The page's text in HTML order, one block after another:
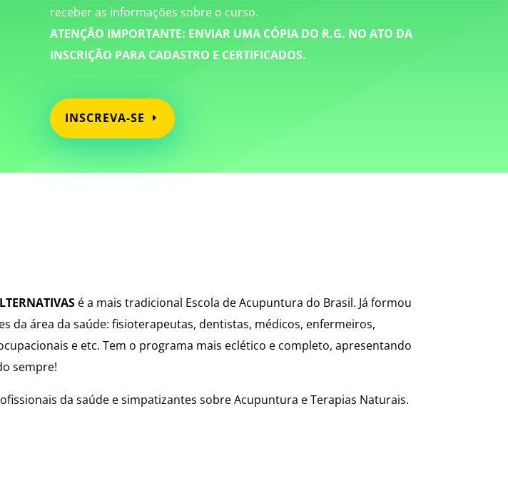
receber as informações sobre o curso.
ATENÇÃO IMPORTANTE: ENVIAR UMA CÓPIA DO R.G. NO ATO DA
INSCRIÇÃO PARA CADASTRO E CERTIFICADOS.
INSCREVA-SE
é a mais tradicional Escola de Acupuntura do Brasil. Já formou
área da saúde: fisioterapeutas, dentistas, médicos, enfermeiros,
e etc. Tem o programa mais eclético e completo, apresentando
sempre!
da saúde e simpatizantes sobre Acupuntura e Terapias Naturais.